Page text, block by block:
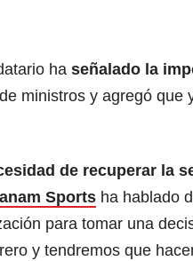
ha señalado la
ministros y agregó que
de recuperar la
Sports ha hablado
para tomar una
y tendremos que